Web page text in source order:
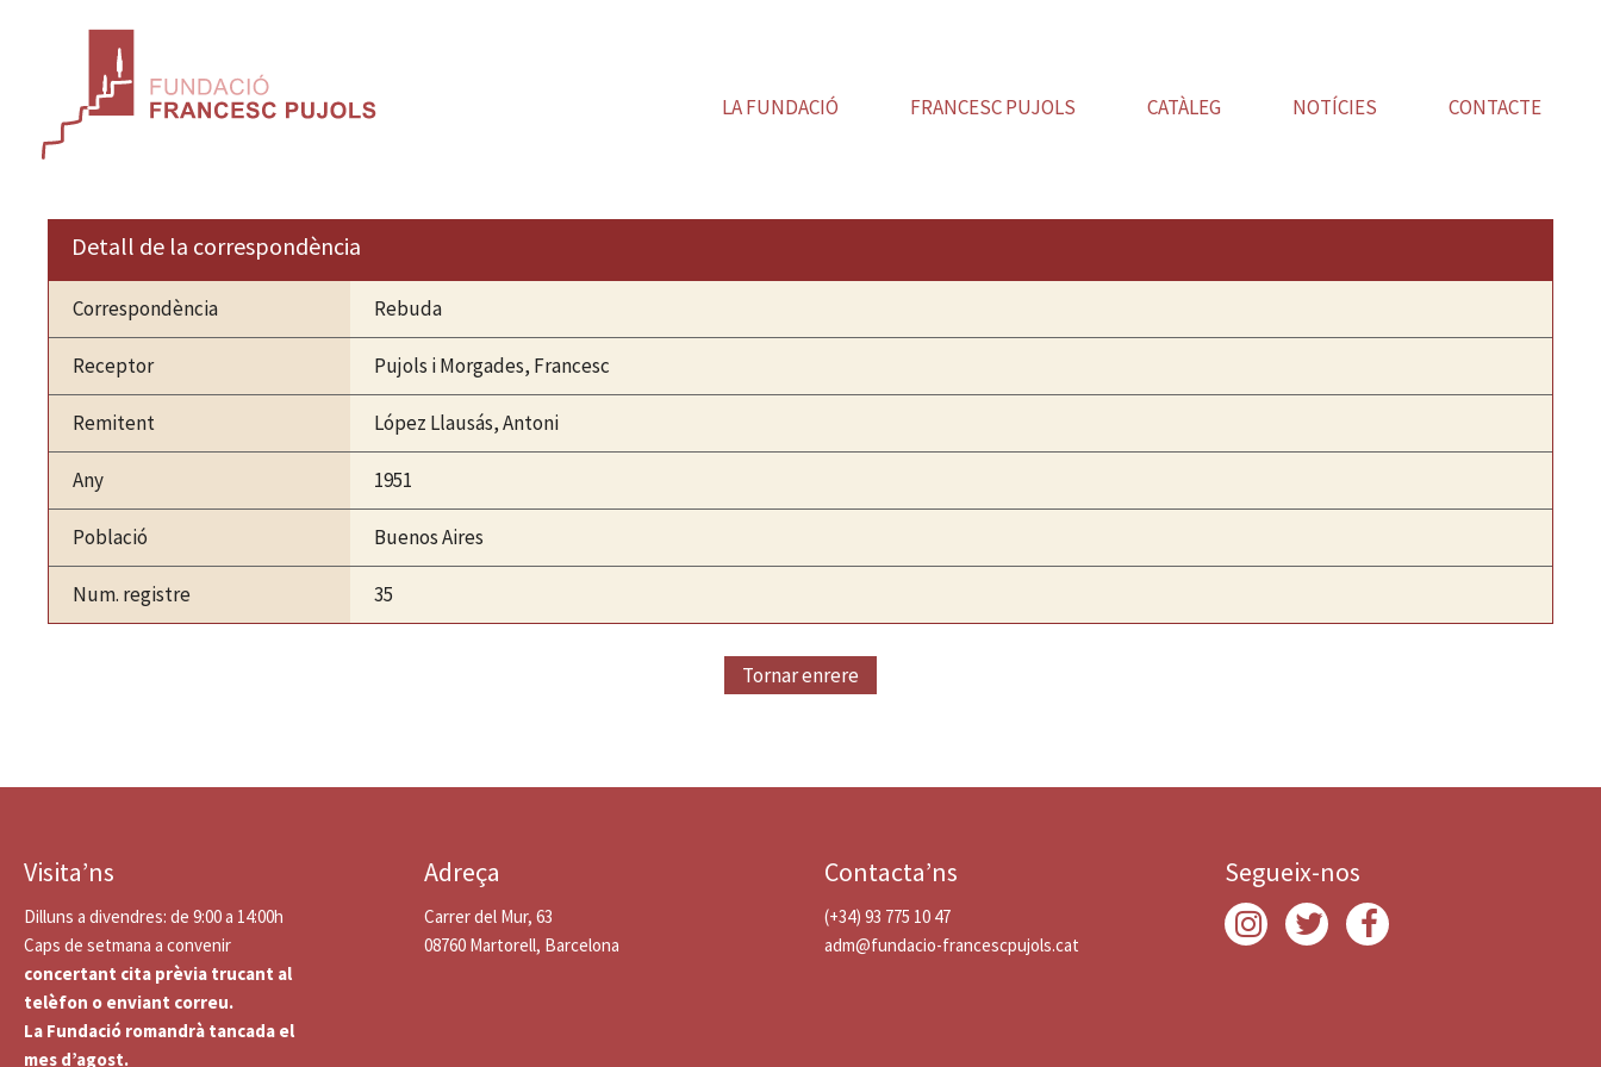
LA FUNDACIÓ
FRANCESC PUJOLS CATÀLEG NOTÍCIES CONTACTE
Detall de la correspondència
Correspondència Rebuda
Receptor Pujols i Morgades, Francesc
Remitent López Llausás, Antoni
Any 1951
Població Buenos Aires
Num. registre 35
Tornar enrere
Visita’ns
Dilluns a divendres: de 9:00 a 14:00h
Caps de setmana a convenir
concertant cita prèvia trucant al
telèfon o enviant correu.
La Fundació romandrà tancada el
mes d’agost.
Adreça
Carrer del Mur, 63
08760 Martorell, Barcelona
Contacta’ns
(+34) 93 775 10 47
adm@fundacio-francescpujols.cat
Segueix-nos